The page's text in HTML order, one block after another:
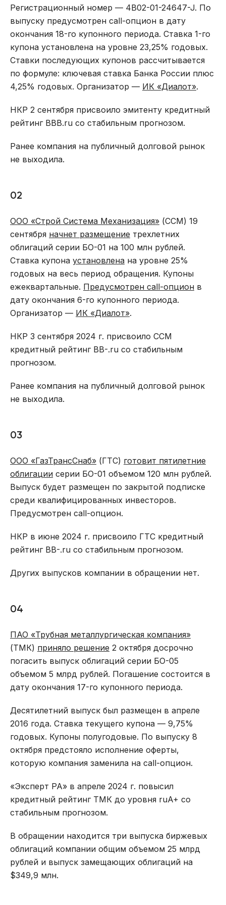
Регистрационный номер — 4B02-01-24647-J. По
выпуску предусмотрен call-опцион в дату
окончания 18-го купонного периода. Ставка 1-го
купона установлена на уровне 23,25% годовых.
Ставки последующих купонов рассчитывается
по формуле: ключевая ставка Банка России плюс
4,25% годовых. Организатор — ИК «Диалот».
НКР 2 сентября присвоило эмитенту кредитный
рейтинг BBB.ru со стабильным прогнозом.
Ранее компания на публичный долговой рынок
не выходила.
02
ООО «Строй Система Механизация» (ССМ) 19
сентября начнет размещение трехлетних
облигаций серии БО-01 на 100 млн рублей.
Ставка купона установлена на уровне 25%
годовых на весь период обращения. Купоны
ежеквартальные. Предусмотрен call-опцион в
дату окончания 6-го купонного периода.
Организатор — ИК «Диалот».
НКР 3 сентября 2024 г. присвоило ССМ
кредитный рейтинг BB-.ru со стабильным
прогнозом.
Ранее компания на публичный долговой рынок
не выходила.
03
ООО «ГазТрансСнаб» (ГТС) готовит пятилетние
облигации серии БО-01 объемом 120 млн рублей.
Выпуск будет размещен по закрытой подписке
среди квалифицированных инвесторов.
Предусмотрен call-опцион.
НКР в июне 2024 г. присвоило ГТС кредитный
рейтинг BB-.ru со стабильным прогнозом.
Других выпусков компании в обращении нет.
04
ПАО «Трубная металлургическая компания»
(ТМК) приняло решение 2 октября досрочно
погасить выпуск облигаций серии БО-05
объемом 5 млрд рублей. Погашение состоится в
дату окончания 17-го купонного периода.
Десятилетний выпуск был размещен в апреле
2016 года. Ставка текущего купона — 9,75%
годовых. Купоны полугодовые. По выпуску 8
октября предстояло исполнение оферты,
которую компания заменила на call-опцион.
«Эксперт РА» в апреле 2024 г. повысил
кредитный рейтинг ТМК до уровня ruA+ со
стабильным прогнозом.
В обращении находится три выпуска биржевых
облигаций компании общим объемом 25 млрд
рублей и выпуск замещающих облигаций на
$349,9 млн.